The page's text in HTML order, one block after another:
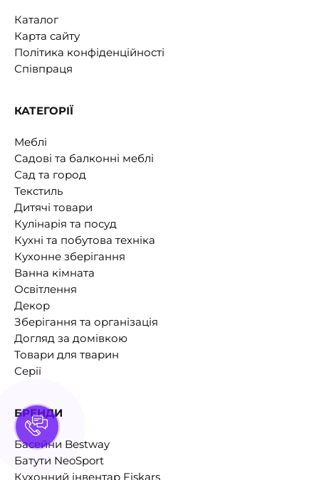
Каталог
Карта сайту
Політика конфіденційності
Співпраця
КАТЕГОРІЇ
Меблі
Садові та балконні меблі
Сад та город
Текстиль
Дитячі товари
Кулінарія та посуд
Кухні та побутова техніка
Кухонне зберігання
Ванна кімната
Освітлення
Декор
Зберігання та організація
Догляд за домівкою
Товари для тварин
Серії
БРЕНДИ
Басейни Bestway
Батути NeoSport
Кухонний інвентар Fiskars